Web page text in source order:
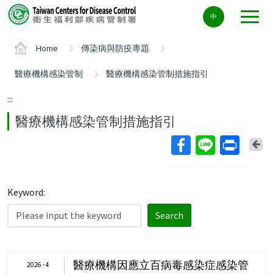
Center
block
中
Home 傳染病與防疫專題
醫療機構感染管制 醫療機構感染管制措施指引
:::
醫療機構感染管制措施指引
Keyword:
Search
醫療機構因應立百病毒感染症感染管
2026 - 4